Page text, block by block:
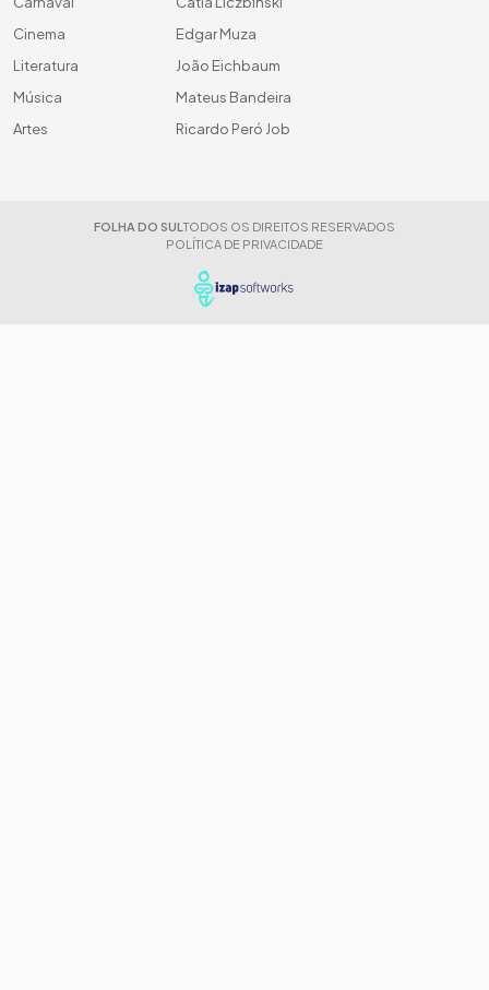
Cinema
Literatura
Música
Artes
Edgar Muza
João Eichbaum
Mateus Bandeira
Ricardo Peró Job
FOLHA DO SUL TODOS OS DIREITOS RESERVADOS
POLÍTICA DE PRIVACIDADE